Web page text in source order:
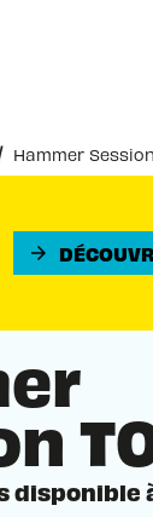
Hammer
arrow_forward
disponible